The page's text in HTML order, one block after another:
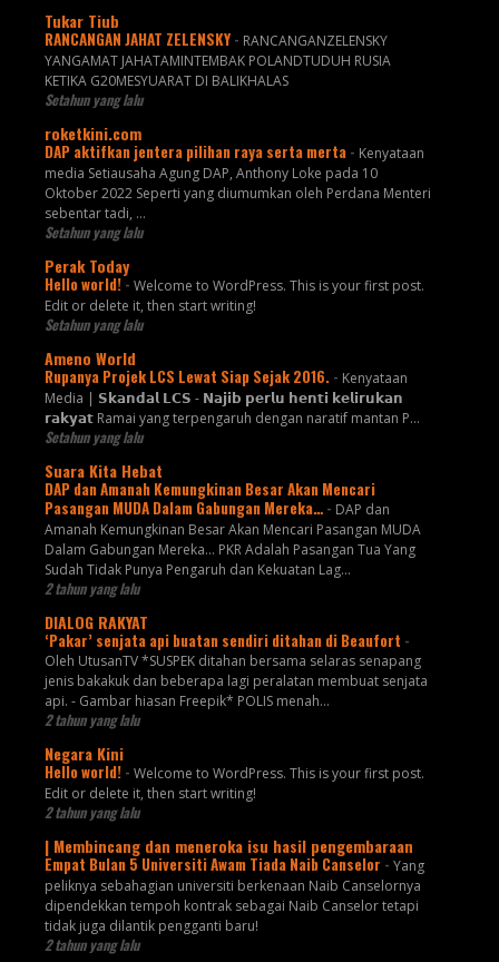
Tukar Tiub
RANCANGAN JAHAT ZELENSKY - RANCANGANZELENSKY
YANGAMAT JAHATAMINTEMBAK POLANDTUDUH RUSIA
KETIKA G20MESYUARAT DI BALIKHALAS
Setahun yang lalu
roketkini.com
DAP aktifkan jentera pilihan raya serta merta - Kenyataan
media Setiausaha Agung DAP, Anthony Loke pada 10
Oktober 2022 Seperti yang diumumkan oleh Perdana Menteri
sebentar tadi, …
Setahun yang lalu
Perak Today
Hello world! - Welcome to WordPress. This is your first post.
Edit or delete it, then start writing!
Setahun yang lalu
Ameno World
Rupanya Projek LCS Lewat Siap Sejak 2016. - Kenyataan
Media | 𝗦𝗸𝗮𝗻𝗱𝗮𝗹 𝗟𝗖𝗦 - 𝗡𝗮𝗷𝗶𝗯 𝗽𝗲𝗿𝗹𝘂 𝗵𝗲𝗻𝘁𝗶 𝗸𝗲𝗹𝗶𝗿𝘂𝗸𝗮𝗻
𝗿𝗮𝗸𝘆𝗮𝘁 Ramai yang terpengaruh dengan naratif mantan P...
Setahun yang lalu
Suara Kita Hebat
DAP dan Amanah Kemungkinan Besar Akan Mencari
Pasangan MUDA Dalam Gabungan Mereka… - DAP dan
Amanah Kemungkinan Besar Akan Mencari Pasangan MUDA
Dalam Gabungan Mereka… PKR Adalah Pasangan Tua Yang
Sudah Tidak Punya Pengaruh dan Kekuatan Lag...
2 tahun yang lalu
DIALOG RAKYAT
‘Pakar’ senjata api buatan sendiri ditahan di Beaufort -
Oleh UtusanTV *SUSPEK ditahan bersama selaras senapang
jenis bakakuk dan beberapa lagi peralatan membuat senjata
api. - Gambar hiasan Freepik* POLIS menah...
2 tahun yang lalu
Negara Kini
Hello world! - Welcome to WordPress. This is your first post.
Edit or delete it, then start writing!
2 tahun yang lalu
| Membincang dan meneroka isu hasil pengembaraan
Empat Bulan 5 Universiti Awam Tiada Naib Canselor - Yang
peliknya sebahagian universiti berkenaan Naib Canselornya
dipendekkan tempoh kontrak sebagai Naib Canselor tetapi
tidak juga dilantik pengganti baru!
2 tahun yang lalu